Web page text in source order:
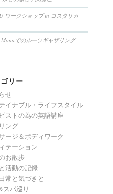
ワークショップ in コスタリカ
Monaでのルーツギャザリング
リー
せ
イナブル・ライフスタイル
ストの為の英語講座
ング
ージ＆ボディワーク
テーション
お散歩
活動の記録
常と気づきと
スパ巡り